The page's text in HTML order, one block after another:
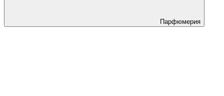
Парфюмерия